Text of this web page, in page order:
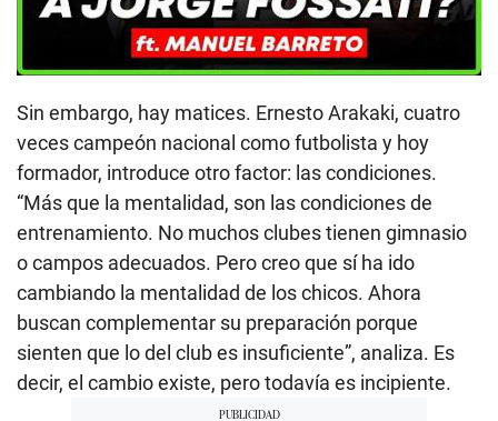
Sin embargo, hay matices. Ernesto Arakaki, cuatro
veces campeón nacional como futbolista y hoy
formador, introduce otro factor: las condiciones.
“Más que la mentalidad, son las condiciones de
entrenamiento. No muchos clubes tienen gimnasio
o campos adecuados. Pero creo que sí ha ido
cambiando la mentalidad de los chicos. Ahora
buscan complementar su preparación porque
sienten que lo del club es insuficiente”, analiza. Es
decir, el cambio existe, pero todavía es incipiente.